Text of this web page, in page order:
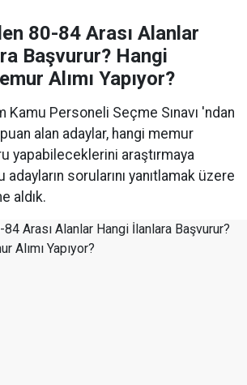
80-84 Arası Alanlar
Başvurur? Hangi
Alımı Yapıyor?
Personeli Seçme Sınavı 'ndan
alan adaylar, hangi memur
yapabileceklerini araştırmaya
adayların sorularını yanıtlamak üzere
aldık.